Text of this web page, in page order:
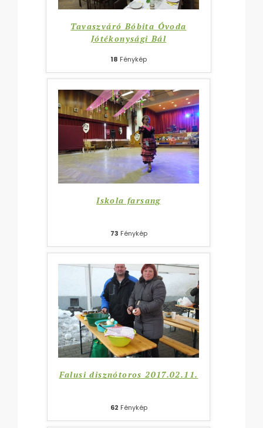
Tavaszváró Bóbita Óvoda
Jótékonysági Bál
18 Fénykép
Iskola farsang
73 Fénykép
Falusi disznótoros 2017.02.11.
62 Fénykép